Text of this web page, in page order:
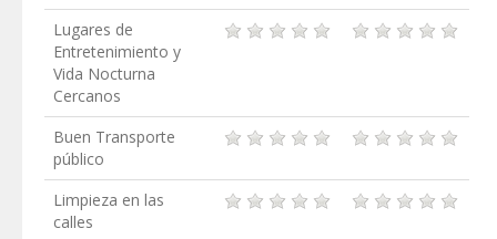
Lugares de
Entretenimiento y
Vida Nocturna
Cercanos
Buen Transporte
público
Limpieza en las
calles